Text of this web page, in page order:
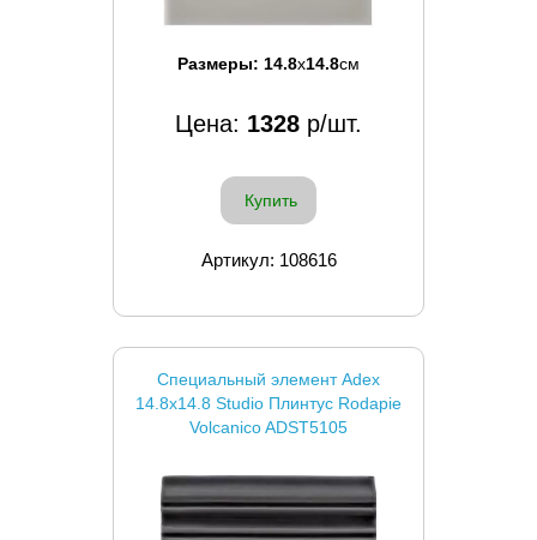
Размеры: 14.8x14.8см
Цена: 1328 р/шт.
Купить
Артикул: 108616
Специальный элемент Adex
14.8x14.8 Studio Плинтус Rodapie
Volcanico ADST5105